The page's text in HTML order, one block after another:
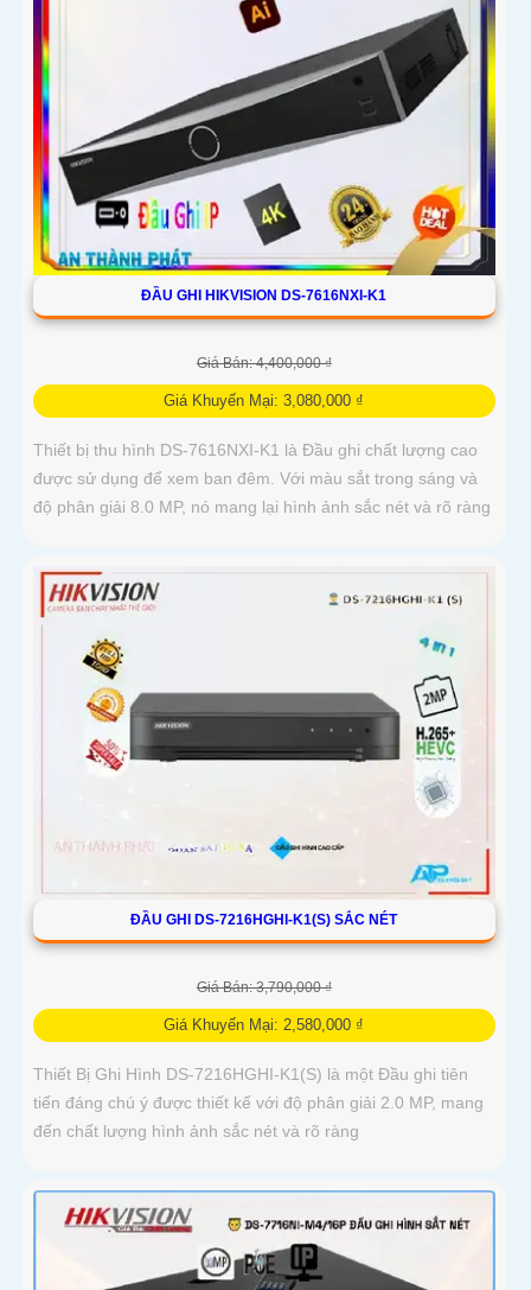
ĐẦU GHI HIKVISION DS-7616NXI-K1
Giá Bán: 4,400,000 ₫
Giá Khuyến Mại: 3,080,000 ₫
Thiết bị thu hình DS-7616NXI-K1 là Đầu ghi chất lượng cao
được sử dụng để xem ban đêm. Với màu sắt trong sáng và
độ phân giải 8.0 MP, nó mang lại hình ảnh sắc nét và rõ ràng
ĐẦU GHI DS-7216HGHI-K1(S) SẮC NÉT
Giá Bán: 3,790,000 ₫
Giá Khuyến Mại: 2,580,000 ₫
Thiết Bị Ghi Hình DS-7216HGHI-K1(S) là một Đầu ghi tiên
tiến đáng chú ý được thiết kế với độ phân giải 2.0 MP, mang
đến chất lượng hình ảnh sắc nét và rõ ràng